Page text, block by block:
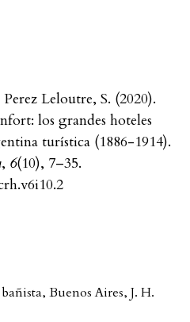
Leloutre, S. (2020).
los grandes hoteles
turística (1886-1914).
, 6(10), 7–35.
Buenos Aires, J. H.